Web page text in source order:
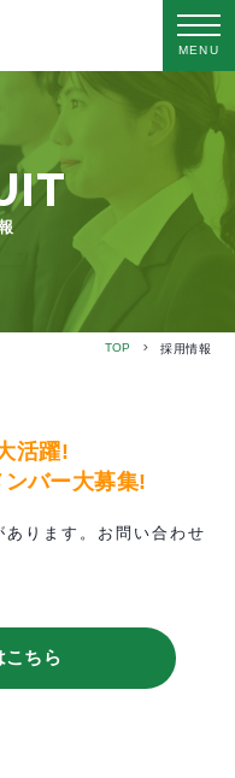
MENU
TOP 採用情報
活躍!
バー大募集!
ります。お問い合わせ
こちら